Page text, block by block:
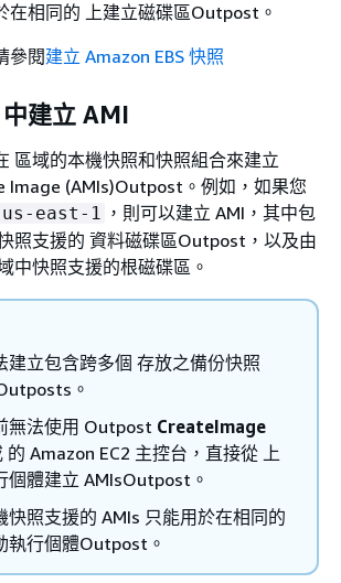
在相同的 上建立磁碟區Outpost。
參閱建立 Amazon EBS 快照
建立 AMI
區域的本機快照和快照組合來建立
Image (AMIs)Outpost。例如，如果您
us-east-1 ，則可以建立 AMI，其中包
照支援的 資料磁碟區Outpost，以及由
中快照支援的根磁碟區。
建立包含跨多個 存放之備份快照
。
無法使用 Outpost CreateImage
的 Amazon EC2 主控台，直接從 上
個體建立 AMIsOutpost。
快照支援的 AMIs 只能用於在相同的
執行個體Outpost。